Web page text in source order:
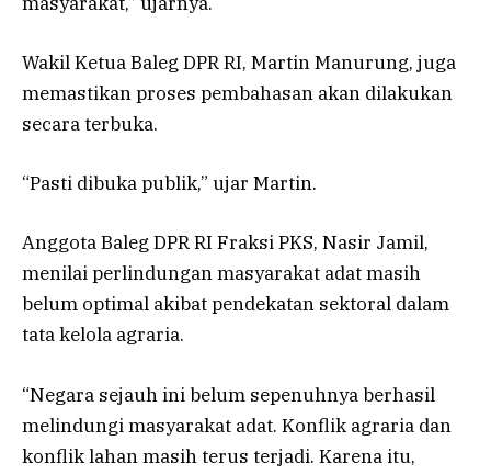
Wakil Ketua Baleg DPR RI, Martin Manurung, juga
memastikan proses pembahasan akan dilakukan
secara terbuka.
“Pasti dibuka publik,” ujar Martin.
Anggota Baleg DPR RI Fraksi PKS, Nasir Jamil,
menilai perlindungan masyarakat adat masih
belum optimal akibat pendekatan sektoral dalam
tata kelola agraria.
“Negara sejauh ini belum sepenuhnya berhasil
melindungi masyarakat adat. Konflik agraria dan
konflik lahan masih terus terjadi. Karena itu,